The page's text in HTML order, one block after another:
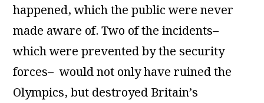
happened, which the public were never
made aware of. Two of the incidents–
which were prevented by the security
forces– would not only have ruined the
Olympics, but destroyed Britain’s